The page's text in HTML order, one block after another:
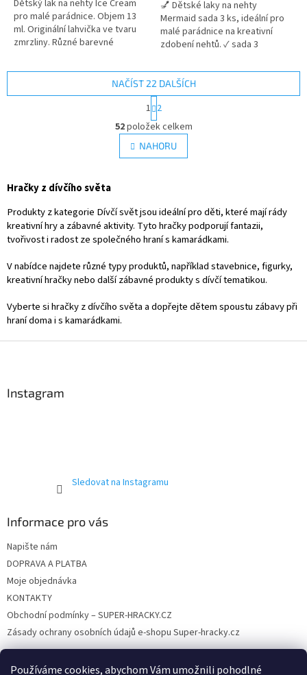
Používáme cookies, abychom Vám umožnili pohodlné
5
hvězdiček.
Dětský lak na nehty Ice Cream
pro malé parádnice. Objem 13
ml. Originální lahvička ve tvaru
zmrzliny. Různé barevné
let. 👉 Více produktů pro malé
5
hvězdiček.
💅 Dětské laky na nehty
Mermaid sada 3 ks, ideální pro
malé parádnice na kreativní
zdobení nehtů. ✓ sada 3
s třpytivým efektem ✓ stylový
design s metalickými uzávěry
👉 Více produktů pro malé
parádnice
O
v
l
á
í
p
r
k
y
v
ý
s
NAČÍST 22 DALŠÍCH
t
r
á
n
k
í
1 2
52položek celkem
NAHORU
Hračky z dívčího světa
Produkty z kategorie Dívčí svět jsou ideální pro děti, které mají rády
kreativní hry a zábavné aktivity. Tyto hračky podporují fantazii,
tvořivost i radost ze společného hraní s kamarádkami.
V nabídce najdete různé typy produktů, například stavebnice, figurky,
kreativní hračky nebo další zábavné produkty s dívčí tematikou.
Vyberte si hračky z dívčího světa a dopřejte dětem spoustu zábavy při
hraní doma i s kamarádkami.
Instagram
Sledovat na Instagramu
Informace pro vás
Napište nám
DOPRAVA A PLATBA
Moje objednávka
KONTAKTY
Obchodní podmínky – SUPER-HRACKY.CZ
Zásady ochrany osobních údajů e-shopu Super-hracky.cz